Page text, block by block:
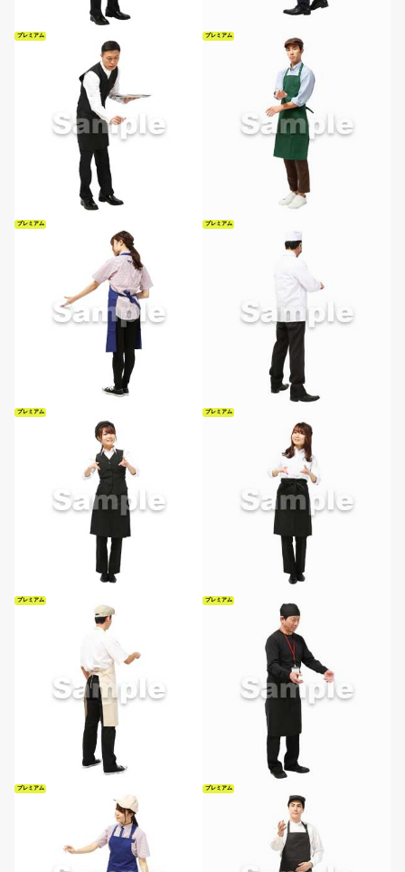
プレミアム プレミアム
プレミアム プレミアム
プレミアム プレミアム
プレミアム プレミアム
プレミアム プレミアム